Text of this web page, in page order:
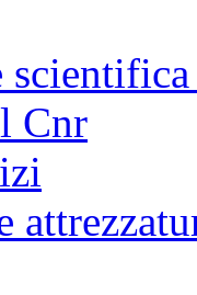
Cnr